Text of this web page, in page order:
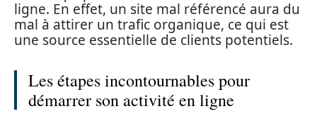
ligne. En effet, un site mal référencé aura du
mal à attirer un trafic organique, ce qui est
une source essentielle de clients potentiels.
Les étapes incontournables pour
démarrer son activité en ligne